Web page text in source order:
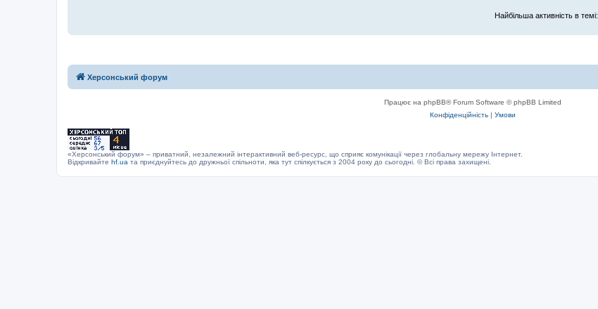
Найбільша активність в темі:
Херсонський форум
Працює на phpBB® Forum Software © phpBB Limited
Конфіденційність | Умови
«Херсонський форум» – приватний, незалежний інтерактивний веб-ресурс, що сприяє комунікації через глобальну мережу Інтернет.
Відкривайте hf.ua та приєднуйтесь до дружньої спільноти, яка тут спілкується з 2004 року до сьогодні. © Всі права захищені.